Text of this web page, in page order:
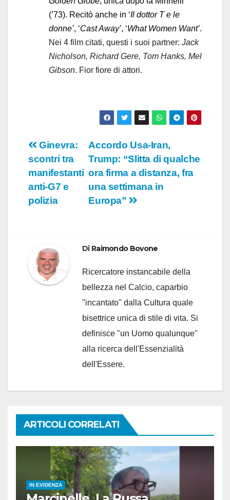
(’73). Recitò anche in ‘Il dottor T e le
donne’, ‘Cast Away’, ‘What Women Want’.
Nei 4 film citati, questi i suoi partner: Jack
Nicholson, Richard Gere, Tom Hanks, Mel
Gibson. Fior fiore di attori.
Navigazione
articoli
Accordo Usa-Iran,
Trump: “Slitta di qualche
ora firma a distanza, fra
una settimana in
Europa”
Ginevra:
scontri tra
manifestanti
anti-G7 e
polizia
Di Raimondo Bovone
Ricercatore instancabile della
bellezza nel Calcio, caparbio
"incantato" dalla Cultura quale
bisettrice unica di stile di vita. Si
definisce "un Uomo qualunque"
alla ricerca dell'Essenzialità
dell'Essere.
ARTICOLI CORRELATI
IN EVIDENZA